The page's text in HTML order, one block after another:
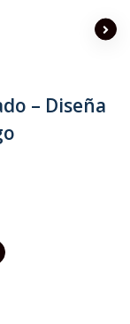
– Diseña